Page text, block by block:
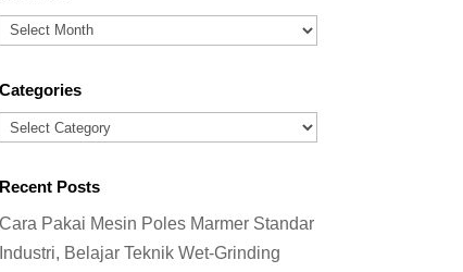
Archives
Categories
Categories
Recent Posts
Cara Pakai Mesin Poles Marmer Standar
Industri, Belajar Teknik Wet-Grinding